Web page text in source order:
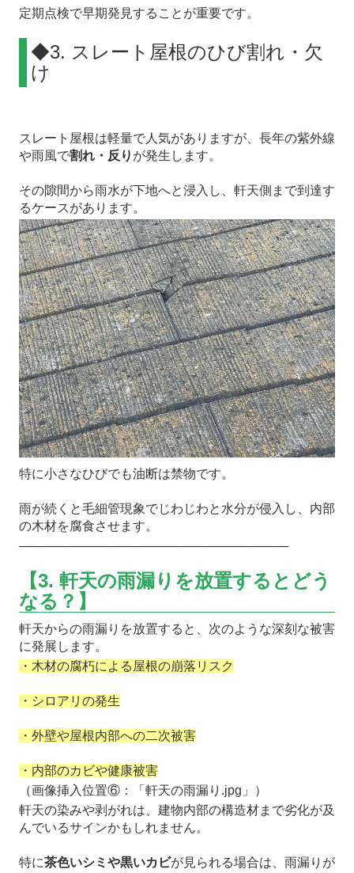
定期点検で早期発見することが重要です。
◆3. スレート屋根のひび割れ・欠
け
スレート屋根は軽量で人気がありますが、長年の紫外線
や雨風で割れ・反り が発生します。
その隙間から雨水が下地へと浸入し、軒天側まで到達す
るケースがあります。
特に小さなひびでも油断は禁物です。
雨が続くと毛細管現象でじわじわと水分が侵入し、内部
の木材を腐食させます。
───────────────────────────────
【3. 軒天の雨漏りを放置するとどう
なる？】
軒天からの雨漏りを放置すると、次のような深刻な被害
に発展します。
・木材の腐朽による屋根の崩落リスク
・シロアリの発生
・外壁や屋根内部への二次被害
・内部のカビや健康被害
（画像挿入位置⑥：「軒天の雨漏り.jpg」）
軒天の染みや剥がれは、建物内部の構造材まで劣化が及
んでいるサインかもしれません。
特に茶色いシミや黒いカビが見られる場合は、雨漏りが